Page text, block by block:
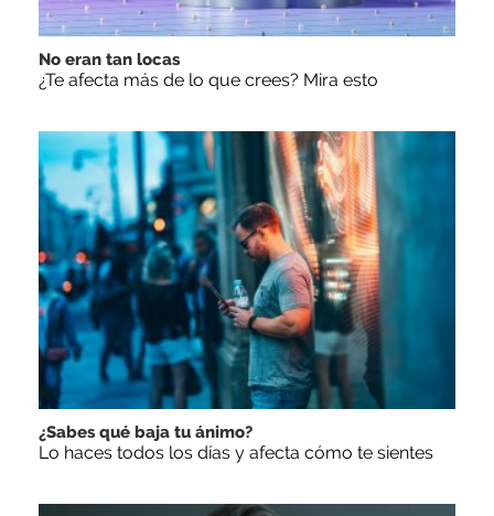
No eran tan locas
¿Te afecta más de lo que crees? Mira esto
¿Sabes qué baja tu ánimo?
Lo haces todos los días y afecta cómo te sientes